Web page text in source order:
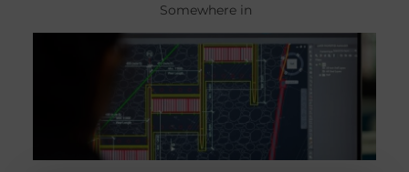
Somewhere in